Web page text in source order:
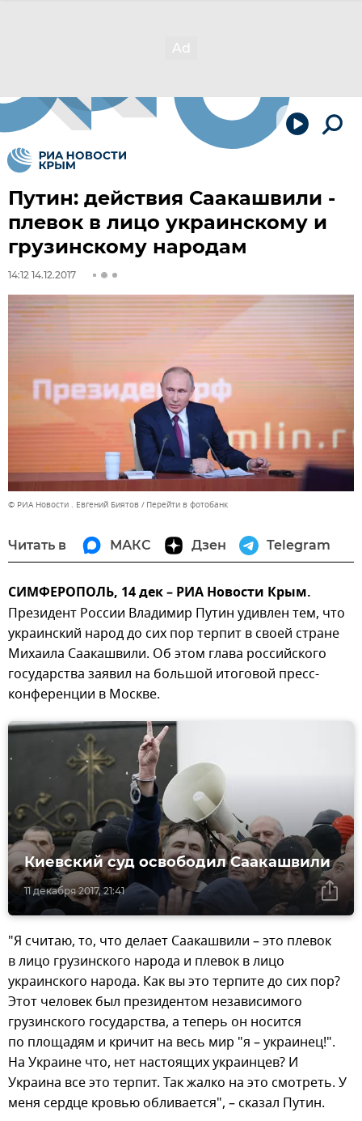
Путин: действия Саакашвили -
плевок в лицо украинскому и
грузинскому народам
14:12 14.12.2017
© РИА Новости . Евгений Биятов Перейти в фотобанк
Читать в МАКС Дзен Telegram
СИМФЕРОПОЛЬ, 14 дек – РИА Новости Крым.
Президент России Владимир Путин удивлен тем, что
украинский народ до сих пор терпит в своей стране
Михаила Саакашвили. Об этом глава российского
государства заявил на большой итоговой пресс-
конференции в Москве.
11 декабря 2017, 21:41
Киевский суд освободил Саакашвили
"Я считаю, то, что делает Саакашвили – это плевок
в лицо грузинского народа и плевок в лицо
украинского народа. Как вы это терпите до сих пор?
Этот человек был президентом независимого
грузинского государства, а теперь он носится
по площадям и кричит на весь мир "я – украинец!".
На Украине что, нет настоящих украинцев? И
Украина все это терпит. Так жалко на это смотреть. У
меня сердце кровью обливается", – сказал Путин.